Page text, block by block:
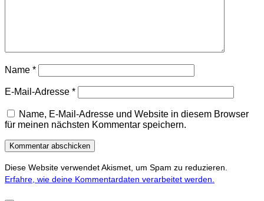
Name *
E-Mail-Adresse *
Name, E-Mail-Adresse und Website in diesem Browser
für meinen nächsten Kommentar speichern.
Diese Website verwendet Akismet, um Spam zu reduzieren.
Erfahre, wie deine Kommentardaten verarbeitet werden.